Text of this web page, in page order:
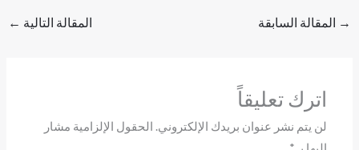
→ المقالة السابقة المقالة التالية ←
اترك تعليقاً
لن يتم نشر عنوان بريدك الإلكتروني. الحقول الإلزامية مشار